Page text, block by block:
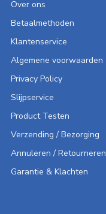
Over ons
Betaalmethoden
Klantenservice
Algemene voorwaarden
Privacy Policy
Slijpservice
Product Testen
Verzending / Bezorging
Annuleren / Retourneren
Garantie & Klachten